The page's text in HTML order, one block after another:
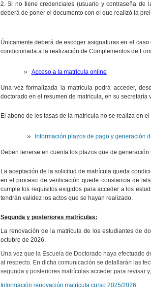
2. Si no tiene credenciales (usuario y contraseña de
deberá de poner el documento con el que realizó la
Únicamente deberá de escoger asignaturas en el
condicionada a la realización de Complementos de
Acceso a la matrícula online
Una vez formalizada la matrícula podrá acceder,
doctorado en el resumen de matrícula, en su secretaría
El abono de les tasas de la matrícula no se realiza en
Información plazos de pago y generación
Deben tenerse en cuenta los plazos que de
La aceptación de la solicitud de matrícula queda
en el proceso de verificación quede constancia de
cumple los requisitos exigidos para acceder a los
tendrán validez los actos que se hayan realizado.
Segunda y posteriores matrículas:
La renovación de la matrícula de los estudiantes de
octubre de 2026.
Una vez que la Escuela de Doctorado haya efectuado
al respecto. En dicha comunicación se detallarán las
segunda y posteriores matrículas acceder para revisar
Información renovación matrícula curso 2025/2026